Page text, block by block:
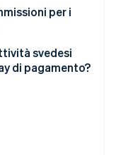
l'infrastruttura
per i
svedesi
di pagamento?